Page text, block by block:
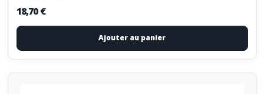
18,70 €
Ajouter au panier